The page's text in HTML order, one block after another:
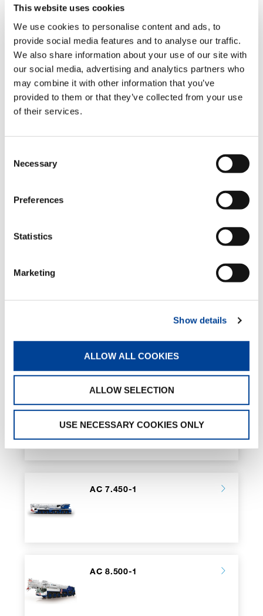
This website uses cookies
We use cookies to personalise content and ads, to
provide social media features and to analyse our traffic.
We also share information about your use of our site with
our social media, advertising and analytics partners who
may combine it with other information that you’ve
provided to them or that they’ve collected from your use
of their services.
Selection
Necessary
Preferences
Statistics
Marketing
Show details
ALLOW ALL COOKIES
ALLOW SELECTION
USE NECESSARY COOKIES ONLY
AC 5.130-1
AC 6.300-1
AC 7.450-1
AC 8.500-1